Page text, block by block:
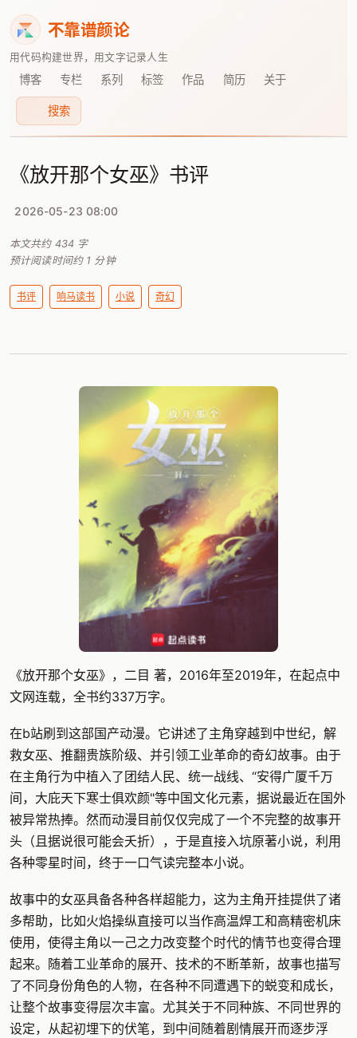
不靠谱颜论
用代码构建世界，用文字记录人生
博客 专栏 系列 标签 作品 简历 关于
搜索
《放开那个女巫》书评
2026-05-23 08:00
本文共约 434 字
预计阅读时间约 1 分钟
书评 响马读书 小说 奇幻
《放开那个女巫》，二目 著，2016年至2019年，在起点中
文网连载，全书约337万字。
在b站刷到这部国产动漫。它讲述了主角穿越到中世纪，解
救女巫、推翻贵族阶级、并引领工业革命的奇幻故事。由于
在主角行为中植入了团结人民、统一战线、“安得广厦千万
间，大庇天下寒士俱欢颜"等中国文化元素，据说最近在国外
被异常热捧。然而动漫目前仅仅完成了一个不完整的故事开
头（且据说很可能会夭折），于是直接入坑原著小说，利用
各种零星时间，终于一口气读完整本小说。
故事中的女巫具备各种各样超能力，这为主角开挂提供了诸
多帮助，比如火焰操纵直接可以当作高温焊工和高精密机床
使用，使得主角以一己之力改变整个时代的情节也变得合理
起来。随着工业革命的展开、技术的不断革新，故事也描写
了不同身份角色的人物，在各种不同遭遇下的蜕变和成长，
让整个故事变得层次丰富。尤其关于不同种族、不同世界的
设定，从起初埋下的伏笔，到中间随着剧情展开而逐步浮